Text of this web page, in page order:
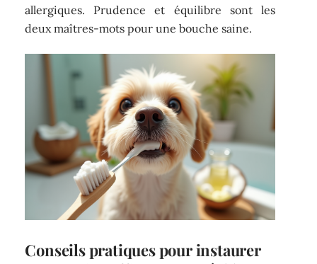
allergiques. Prudence et équilibre sont les
deux maîtres-mots pour une bouche saine.
Conseils pratiques pour instaurer